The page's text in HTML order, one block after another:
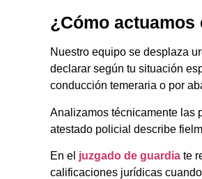
¿Cómo
Nuestro equipo se desplaza
declarar según tu situación
conducción temeraria o por
Analizamos técnicamente las
atestado policial describe
En el juzgado de guardia te
calificaciones jurídicas